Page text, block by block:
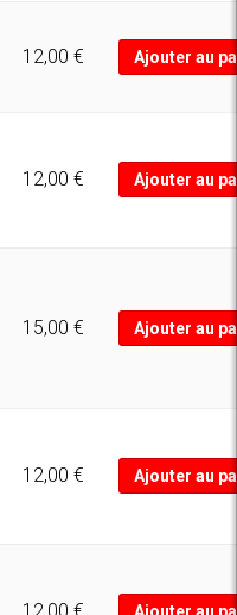
12,00 € Ajouter au
12,00 € Ajouter au
15,00 € Ajouter au
12,00 € Ajouter au